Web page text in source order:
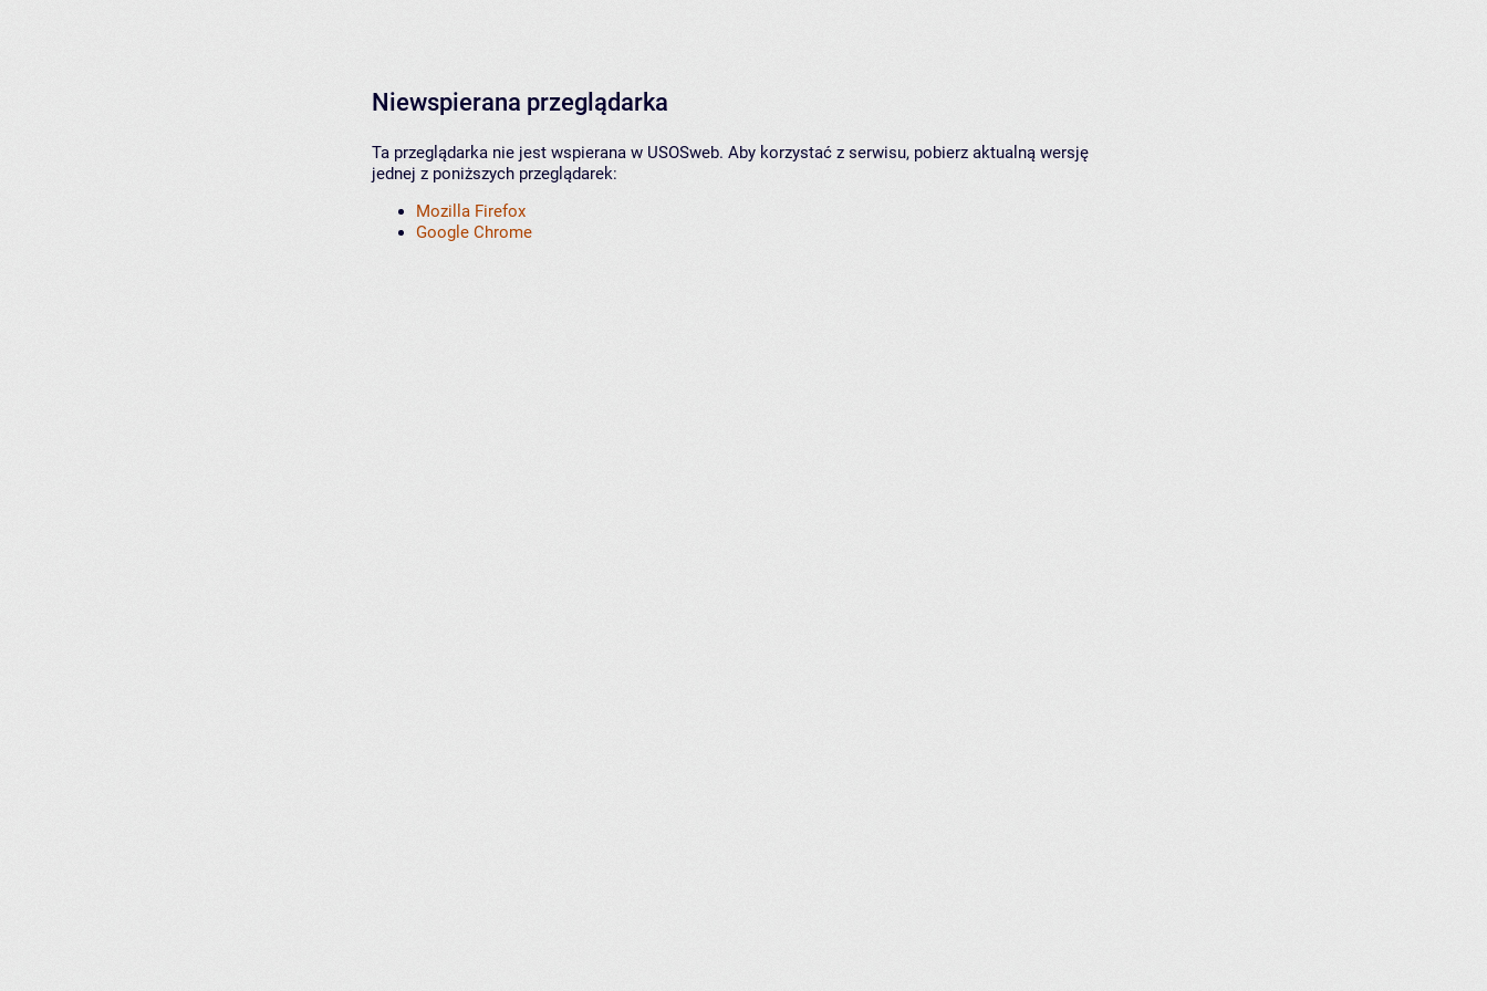
Niewspierana przeglądarka
Ta przeglądarka nie jest wspierana w USOSweb. Aby korzystać z serwisu, pobierz aktualną wersję
jednej z poniższych przeglądarek:
Mozilla Firefox
Google Chrome